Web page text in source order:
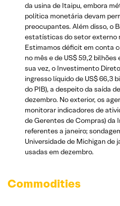
da usina de Itaipu, embora
política monetária devam
preocupantes. Além disso, o
estatísticas do setor externo
Estimamos déficit em conta
no mês e de US$ 59,2 bilhões
sua vez, o Investimento
ingresso líquido de US$ 66,3
do PIB), a despeito da saída
dezembro. No exterior, os
monitorar indicadores de
de Gerentes de Compras) da
referentes a janeiro;
Universidade de Michigan de
usadas em dezembro.
Commodities